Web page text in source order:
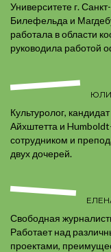
Университете г.
Билефельда и
работала в области
руководила работой
Культуролог,
Айхштетта и
сотрудником и
двух дочерей.
Свободная
Работает над
проектами,